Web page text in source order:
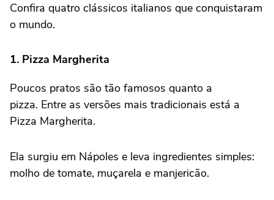
Confira quatro clássicos italianos que conquistaram
o mundo.
1. Pizza Margherita
Poucos pratos são tão famosos quanto a
pizza. Entre as versões mais tradicionais está a
Pizza Margherita.
Ela surgiu em Nápoles e leva ingredientes simples:
molho de tomate, muçarela e manjericão.